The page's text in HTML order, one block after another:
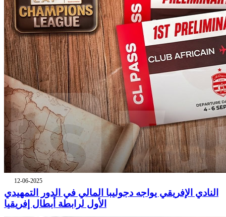
12-06-2025
النادي الإفريقي يواجه دجوليبا المالي في الدور التمهيدي
الأول لرابطة أبطال إفريقيا